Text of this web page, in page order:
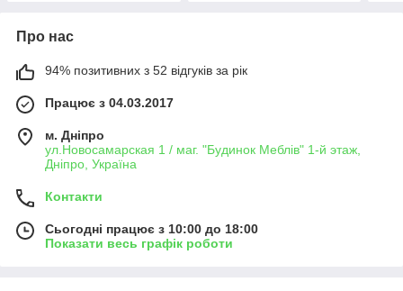
Про нас
94% позитивних з 52 відгуків за рік
Працює з 04.03.2017
м. Дніпро
ул.Новосамарская 1 / маг. "Будинок Меблiв" 1-й этаж,
Дніпро, Україна
Контакти
Сьогодні працює з 10:00 до 18:00
Показати весь графік роботи